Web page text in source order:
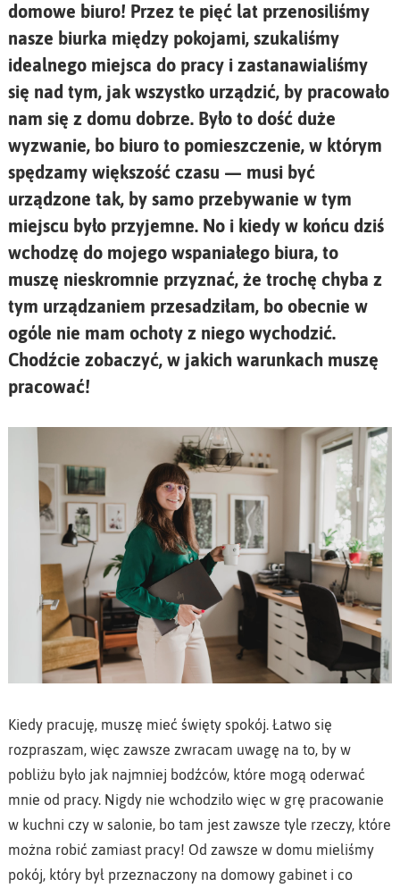
domowe biuro! Przez te pięć lat przenosiliśmy
nasze biurka między pokojami, szukaliśmy
idealnego miejsca do pracy i zastanawialiśmy
się nad tym, jak wszystko urządzić, by pracowało
nam się z domu dobrze. Było to dość duże
wyzwanie, bo biuro to pomieszczenie, w którym
spędzamy większość czasu — musi być
urządzone tak, by samo przebywanie w tym
miejscu było przyjemne. No i kiedy w końcu dziś
wchodzę do mojego wspaniałego biura, to
muszę nieskromnie przyznać, że trochę chyba z
tym urządzaniem przesadziłam, bo obecnie w
ogóle nie mam ochoty z niego wychodzić.
Chodźcie zobaczyć, w jakich warunkach muszę
pracować!
Kiedy pracuję, muszę mieć święty spokój. Łatwo się
rozpraszam, więc zawsze zwracam uwagę na to, by w
pobliżu było jak najmniej bodźców, które mogą oderwać
mnie od pracy. Nigdy nie wchodziło więc w grę pracowanie
w kuchni czy w salonie, bo tam jest zawsze tyle rzeczy, które
można robić zamiast pracy! Od zawsze w domu mieliśmy
pokój, który był przeznaczony na domowy gabinet i co